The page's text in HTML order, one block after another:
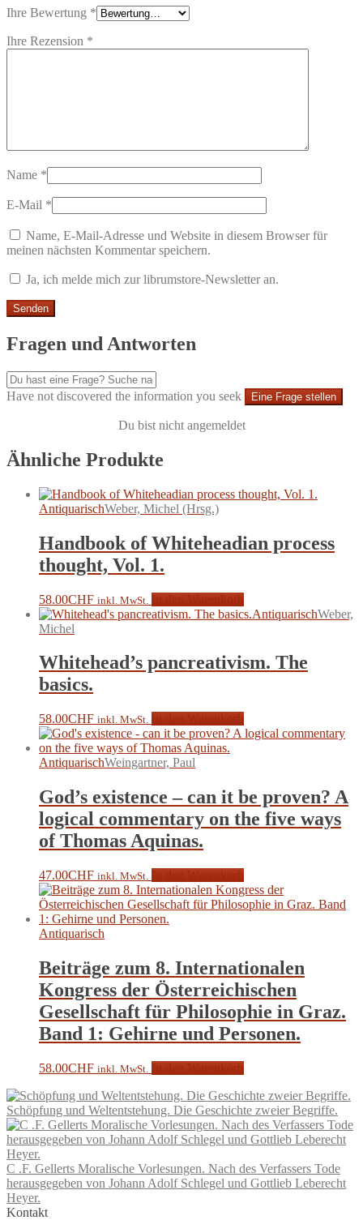
Ihre Bewertung *
Ihre Rezension *
Name *
E-Mail *
Name, E-Mail-Adresse und Website in diesem Browser für
meinen nächsten Kommentar speichern.
Ja, ich melde mich zur librumstore-Newsletter an.
Fragen und Antworten
Have not discovered the information you seek Eine Frage stellen
Du bist nicht angemeldet
Ähnliche Produkte
AntiquarischWeber, Michel (Hrsg.)
Handbook of Whiteheadian process
thought, Vol. 1.
58.00CHF inkl. MwSt.
AntiquarischWeber,
Michel
Whitehead’s pancreativism. The
basics.
58.00CHF inkl. MwSt.
AntiquarischWeingartner, Paul
God’s existence – can it be proven? A
logical commentary on the five ways
of Thomas Aquinas.
47.00CHF inkl. MwSt.
Antiquarisch
Beiträge zum 8. Internationalen
Kongress der Österreichischen
Gesellschaft für Philosophie in Graz.
Band 1: Gehirne und Personen.
58.00CHF inkl. MwSt.
Schöpfung und Weltentstehung. Die Geschichte zweier Begriffe.
C .F. Gellerts Moralische Vorlesungen. Nach des Verfassers Tode
herausgegeben von Johann Adolf Schlegel und Gottlieb Leberecht
Heyer.
Kontakt